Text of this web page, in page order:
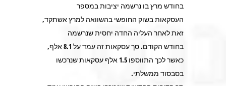
בחודש מרץ בו נרשמה יציבות במספר
העסקאות בשוק החופשי בהשוואה למרץ אשתקד,
זאת לאחר העליה החדה יחסית שנרשמה
בחודש הקודם. סך עסקאות זה עמד על 8.1 אלף,
כאשר לכך התווספו 1.5 אלף עסקאות שנרכשו
בסבסוד ממשלתי.